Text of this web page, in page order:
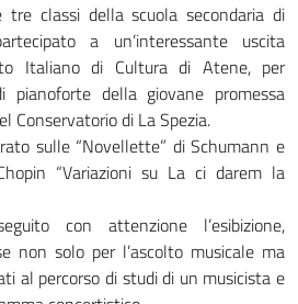
classi della scuola secondaria di
a un’interessante uscita
Italiano di Cultura di Atene, per
pianoforte della giovane promessa
Conservatorio di La Spezia.
sulle “Novellette” di Schumann e
“Variazioni su La ci darem la
con attenzione l’esibizione,
non solo per l’ascolto musicale ma
al percorso di studi di un musicista e